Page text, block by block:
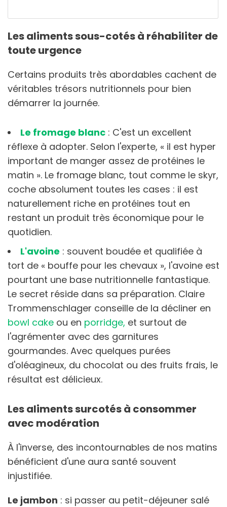
Les aliments sous-cotés à réhabiliter de
toute urgence
Certains produits très abordables cachent de
véritables trésors nutritionnels pour bien
démarrer la journée.
Le fromage blanc : C'est un excellent
réflexe à adopter. Selon l'experte, « il est hyper
important de manger assez de protéines le
matin ». Le fromage blanc, tout comme le skyr,
coche absolument toutes les cases : il est
naturellement riche en protéines tout en
restant un produit très économique pour le
quotidien.
L'avoine : souvent boudée et qualifiée à
tort de « bouffe pour les chevaux », l'avoine est
pourtant une base nutritionnelle fantastique.
Le secret réside dans sa préparation. Claire
Trommenschlager conseille de la décliner en
bowl cake ou en porridge, et surtout de
l'agrémenter avec des garnitures
gourmandes. Avec quelques purées
d'oléagineux, du chocolat ou des fruits frais, le
résultat est délicieux.
Les aliments surcotés à consommer
avec modération
À l'inverse, des incontournables de nos matins
bénéficient d'une aura santé souvent
injustifiée.
Le jambon : si passer au petit-déjeuner salé